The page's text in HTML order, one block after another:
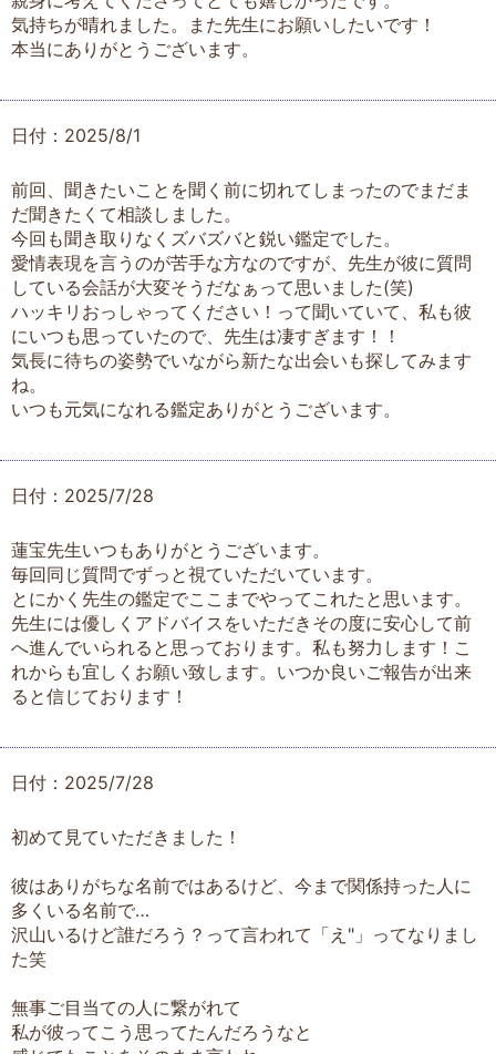
気持ちが晴れました。また先生にお願いしたいです！
本当にありがとうございます。
日付：2025/8/1
前回、聞きたいことを聞く前に切れてしまったのでまだま
だ聞きたくて相談しました。
今回も聞き取りなくズバズバと鋭い鑑定でした。
愛情表現を言うのが苦手な方なのですが、先生が彼に質問
している会話が大変そうだなぁって思いました(笑)
ハッキリおっしゃってください！って聞いていて、私も彼
にいつも思っていたので、先生は凄すぎます！！
気長に待ちの姿勢でいながら新たな出会いも探してみます
ね。
いつも元気になれる鑑定ありがとうございます。
日付：2025/7/28
蓮宝先生いつもありがとうございます。
毎回同じ質問でずっと視ていただいています。
とにかく先生の鑑定でここまでやってこれたと思います。
先生には優しくアドバイスをいただきその度に安心して前
へ進んでいられると思っております。私も努力します！こ
れからも宜しくお願い致します。いつか良いご報告が出来
ると信じております！
日付：2025/7/28
初めて見ていただきました！
彼はありがちな名前ではあるけど、今まで関係持った人に
多くいる名前で…
沢山いるけど誰だろう？って言われて「え"」ってなりまし
た笑
無事ご目当ての人に繋がれて
私が彼ってこう思ってたんだろうなと